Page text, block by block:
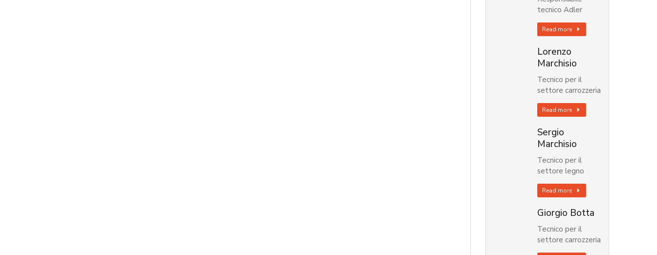
tecnico Adler
Read more
Lorenzo
Marchisio
Tecnico per il
settore carrozzeria
Read more
Sergio
Marchisio
Tecnico per il
settore legno
Read more
Giorgio Botta
Tecnico per il
settore carrozzeria